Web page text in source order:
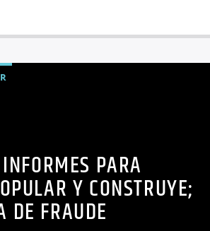
PARA
Y CONSTRUYE;
DE FRAUDE